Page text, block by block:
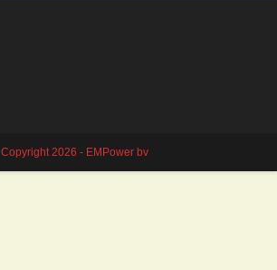
Copyright 2026 - EMPower bv